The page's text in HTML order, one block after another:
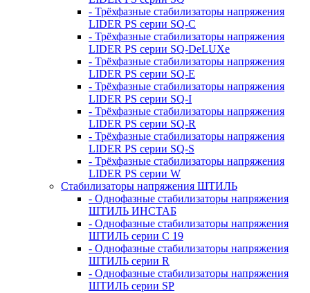
- Трёхфазные стабилизаторы напряжения
LIDER PS серии SQ-C
- Трёхфазные стабилизаторы напряжения
LIDER PS серии SQ-DeLUXe
- Трёхфазные стабилизаторы напряжения
LIDER PS серии SQ-E
- Трёхфазные стабилизаторы напряжения
LIDER PS серии SQ-I
- Трёхфазные стабилизаторы напряжения
LIDER PS серии SQ-R
- Трёхфазные стабилизаторы напряжения
LIDER PS серии SQ-S
- Трёхфазные стабилизаторы напряжения
LIDER PS серии W
Стабилизаторы напряжения ШТИЛЬ
- Однофазные стабилизаторы напряжения
ШТИЛЬ ИНСТАБ
- Однофазные стабилизаторы напряжения
ШТИЛЬ серии C 19
- Однофазные стабилизаторы напряжения
ШТИЛЬ серии R
- Однофазные стабилизаторы напряжения
ШТИЛЬ серии SP